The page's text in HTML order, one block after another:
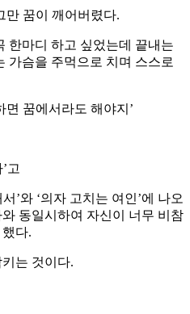
꿈이 깨어버렸다.
한마디 하고 싶었는데 끝내는
가슴을 주먹으로 치며 스스로
면 꿈에서라도 해야지’
고
’와 ‘의자 고치는 여인’에 나오
동일시하여 자신이 너무 비참
다.
는 것이다.